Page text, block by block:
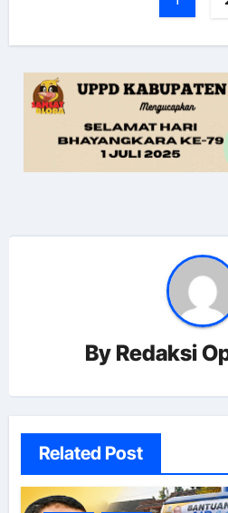
By Redaksi
Related Post